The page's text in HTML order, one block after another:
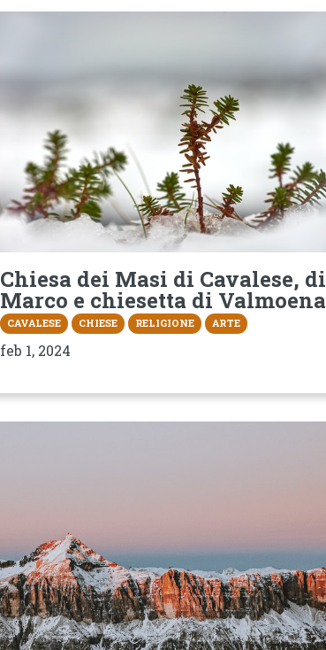
Chiesa dei Masi di Cavalese, di
Marco e chiesetta di Valmoena
CAVALESE CHIESE RELIGIONE ARTE
feb 1, 2024